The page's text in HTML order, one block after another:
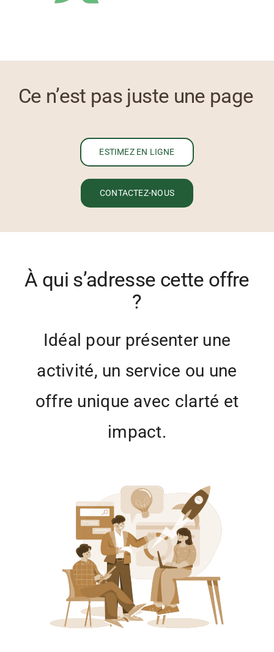
Ce n’est pas juste une page
ESTIMEZ EN LIGNE
CONTACTEZ-NOUS
À qui s’adresse cette offre
?
Idéal pour présenter une
activité, un service ou une
offre unique avec clarté et
impact.